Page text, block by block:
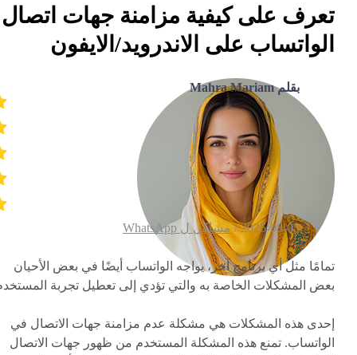
تعرف على كيفية مزامنة جهات اتصال
الواتساب على الاندرويد/الايفون
بقلم Mahra Mariam
2026-08-05 / مشاكل ل WhatsApp
تمامًا مثل أي برنامج آخر، يواجه الواتساب أيضًا في بعض الأحيان
بعض المشكلات الخاصة به والتي تؤدي إلى تعطيل تجربة
إحدى هذه المشكلات هي مشكلة عدم مزامنة جهات الاتصال في
الواتساب. تمنع هذه المشكلة المستخدم من ظهور جهات الاتصال